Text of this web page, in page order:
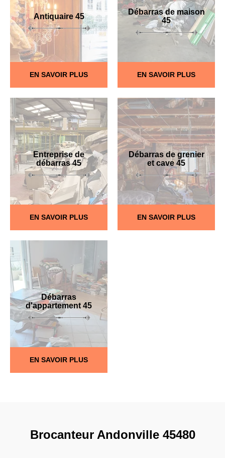
Antiquaire 45
EN SAVOIR PLUS
Débarras de maison
45
EN SAVOIR PLUS
Entreprise de
débarras 45
EN SAVOIR PLUS
Débarras de grenier
et cave 45
EN SAVOIR PLUS
Débarras
d'appartement 45
EN SAVOIR PLUS
Brocanteur Andonville 45480